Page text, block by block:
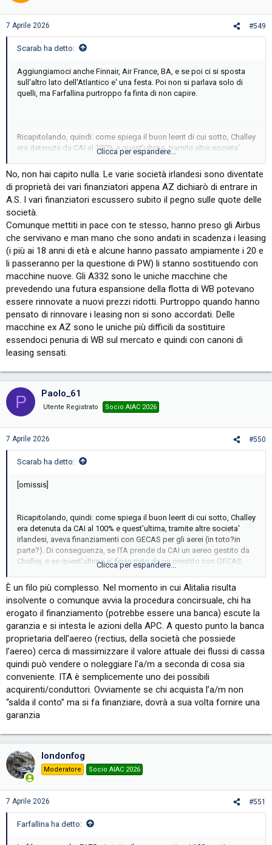
7 Aprile 2026 #549
Scarab ha detto:
Aggiungiamoci anche Finnair, Air France, BA, e se poi ci si sposta
sull'altro lato dell'Atlantico e' una festa. Poi non si parlava solo di
quelli, ma Farfallina purtroppo fa finta di non capire.
Ricapitolando, quindi: come spiega il buon leerit di cui sotto, Challey
era detenuta da CAI al 100% e quest'ultima, tramite altre societa'
irlandesi, aveva finanziamenti con GECAS per gli aerei (in toto?in
parte?). Di conseguenza, se ITA prende da CAI un aereo gestito da
Challey, e se quest'ultimo e' finanziato da un prestito con GECAS,
allora ITA si "accolla" il debito, corretto?
Clicca per espandere...
No, non hai capito nulla. Le varie società irlandesi sono diventate
di proprietà dei vari finanziatori appena AZ dichiarò di entrare in
A.S. I vari finanziatori escussero subito il pegno sulle quote delle
società.
Comunque mettiti in pace con te stesso, hanno preso gli Airbus
che servivano e man mano che sono andati in scadenza i leasing
(i più ai 18 anni di età e alcune hanno passato ampiamente i 20 e
li passeranno per la questione di PW) li stanno sostituendo con
macchine nuove. Gli A332 sono le uniche macchine che
prevedendo una futura espansione della flotta di WB potevano
essere rinnovate a nuovi prezzi ridotti. Purtroppo quando hanno
pensato di rinnovare i leasing non si sono accordati. Delle
macchine ex AZ sono le uniche più difficili da sostituire
essendoci penuria di WB sul mercato e quindi con canoni di
leasing sensati.
P Paolo_61
Utente Registrato Socio AIAC 2026
7 Aprile 2026 #550
Scarab ha detto:
[omissis]
Ricapitolando, quindi: come spiega il buon leerit di cui sotto, Challey
era detenuta da CAI al 100% e quest'ultima, tramite altre societa'
irlandesi, aveva finanziamenti con GECAS per gli aerei (in toto?in
parte?). Di conseguenza, se ITA prende da CAI un aereo gestito da
Challey, e se quest'ultimo e' finanziato da un prestito con GECAS,
allora ITA si "accolla" il debito, corretto?
Clicca per espandere...
È un filo più complesso. Nel momento in cui Alitalia risulta
insolvente o comunque avvia la procedura concirsuale, chi ha
erogato il finanziamento (potrebbe essere una banca) escute la
garanzia e si intesta le azioni della APC. A questo punto la banca
proprietaria dell’aereo (rectius, della società che possiede
l’aereo) cerca di massimizzare il valore attuale dei flussi di cassa
quindi può vendere o noleggiare l’a/m a seconda di cosa sia
conveniente. ITA è semplicemente uno dei possibili
acquirenti/conduttori. Ovviamente se chi acquista l’a/m non
“salda il conto” ma si fa finanziare, dovrà a sua volta fornire una
garanzia
londonfog
Moderatore Socio AIAC 2026
7 Aprile 2026 #551
Farfallina ha detto: